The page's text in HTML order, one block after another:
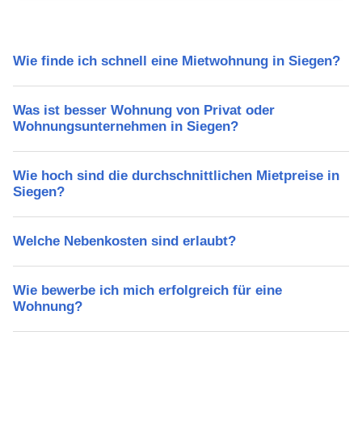
Wie finde ich schnell eine Mietwohnung in Siegen?
Was ist besser Wohnung von Privat oder
Wohnungsunternehmen in Siegen?
Wie hoch sind die durchschnittlichen Mietpreise in
Siegen?
Welche Nebenkosten sind erlaubt?
Wie bewerbe ich mich erfolgreich für eine
Wohnung?